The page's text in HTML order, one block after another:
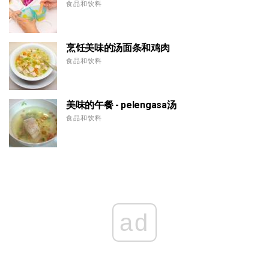
食品和饮料
烹饪美味的汤面条和鸡肉
食品和饮料
美味的午餐 - pelengasa汤
食品和饮料
ad